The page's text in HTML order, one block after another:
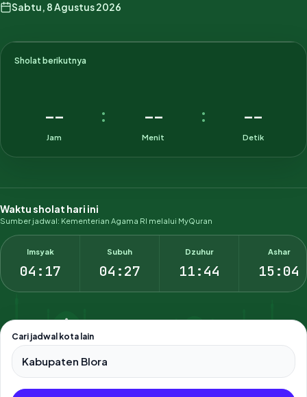
Sabtu, 8 Agustus 2026
Sholat berikutnya
--
Jam
: --
Menit
: --
Detik
Waktu sholat hari ini
Sumber jadwal: Kementerian Agama RI melalui MyQuran
Imsyak
04:17
Subuh
04:27
Dzuhur
11:44
Ashar
15:04
Cari jadwal kota lain
Pilih salah satu dari 500+ kota dan kabupaten di Indonesia.